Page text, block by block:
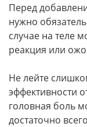
Перед
нужно
случае на теле
реакция или
Не лейте
эффективности
головная боль
достаточно